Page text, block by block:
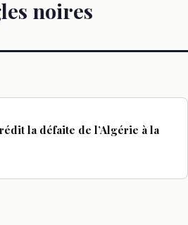
noires
la défaite de l’Algérie à la